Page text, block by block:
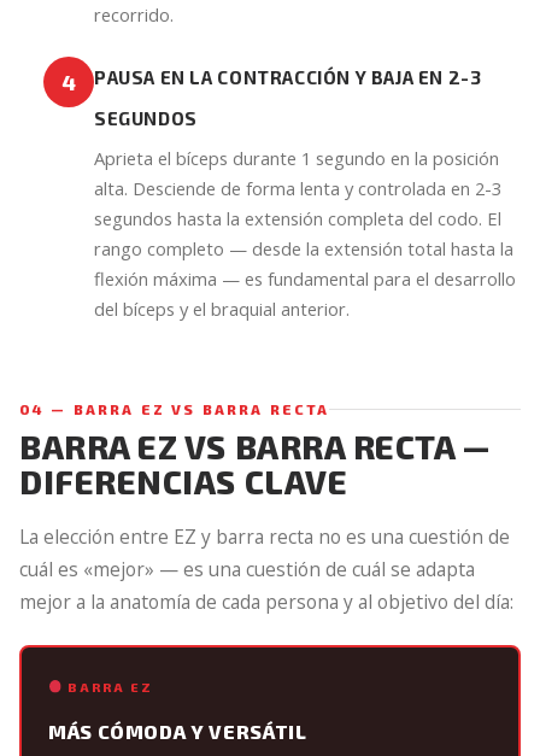
recorrido.
4
PAUSA EN LA CONTRACCIÓN Y BAJA EN 2-3
SEGUNDOS
Aprieta el bíceps durante 1 segundo en la posición
alta. Desciende de forma lenta y controlada en 2-3
segundos hasta la extensión completa del codo. El
rango completo — desde la extensión total hasta la
flexión máxima — es fundamental para el desarrollo
del bíceps y el braquial anterior.
04 — BARRA EZ VS BARRA RECTA
BARRA EZ VS BARRA RECTA —
DIFERENCIAS CLAVE
La elección entre EZ y barra recta no es una cuestión de
cuál es «mejor» — es una cuestión de cuál se adapta
mejor a la anatomía de cada persona y al objetivo del día:
BARRA EZ
MÁS CÓMODA Y VERSÁTIL